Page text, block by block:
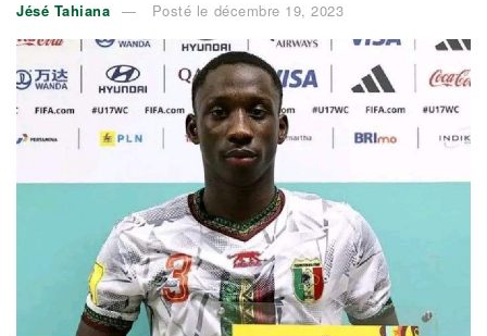
Jésé Tahiana Posté le décembre 19, 2023